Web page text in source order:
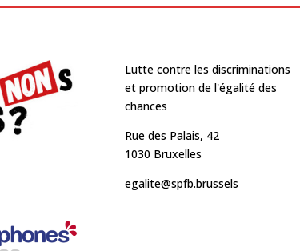
Lutte contre les discriminations
et promotion de l'égalité des
chances
Rue des Palais, 42
1030 Bruxelles
egalite@spfb.brussels